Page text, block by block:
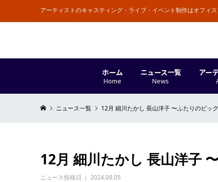
アーティストのキャスティング・ライブ・イベント制作はオフィス
ホーム
Home
ニュース一覧
News
アー
ニュース一覧 12月 細川たかし 長山洋子 〜ふたりのビッ
12月 細川たかし 長山洋子
ニュース投稿日 2024.09.05